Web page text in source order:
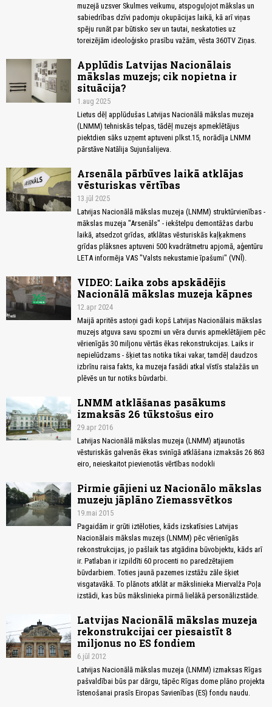
muzejā uzsver Skulmes veikumu, atspoguļojot mākslas un
sabiedrības dzīvi padomju okupācijas laikā, kā arī viņas
spēju runāt par būtisko sev un tautai, neskatoties uz
toreizējām ideoloģisko prasību važām, vēsta 360TV Ziņas.
Applūdis Latvijas Nacionālais
mākslas muzejs; cik nopietna ir
situācija?
1.aug 2025
Lietus dēļ applūdušas Latvijas Nacionālā mākslas muzeja
(LNMM) tehniskās telpas, tādēļ muzejs apmeklētājus
piektdien sāks uzņemt aptuveni plkst.15, norādīja LNMM
pārstāve Natālija Sujunšalijeva.
Arsenāla pārbūves laikā atklājas
vēsturiskas vērtības
13.jūl 2025
Latvijas Nacionālā mākslas muzeja (LNMM) struktūrvienības -
mākslas muzeja "Arsenāls" - iekštelpu demontāžas darbu
laikā, atsedzot grīdas, atklātas vēsturiskās kaļķakmens
grīdas plāksnes aptuveni 500 kvadrātmetru apjomā, aģentūru
LETA informēja VAS "Valsts nekustamie īpašumi" (VNĪ).
VIDEO: Laika zobs apskādējis
Nacionālā mākslas muzeja kāpnes
12.apr 2024
Maijā apritēs astoņi gadi kopš Latvijas Nacionālais mākslas
muzejs atguva savu spozmi un vēra durvis apmeklētājiem pēc
vērienīgās 30 miljonu vērtās ēkas rekonstrukcijas. Laiks ir
nepielūdzams - šķiet tas notika tikai vakar, tamdēļ daudzos
izbrīnu raisa fakts, ka muzeja fasādi atkal vīstīs stalažās un
plēvēs un tur notiks būvdarbi.
LNMM atklāšanas pasākums
izmaksās 26 tūkstošus eiro
29.apr 2016
Latvijas Nacionālā mākslas muzeja (LNMM) atjaunotās
vēsturiskās galvenās ēkas svinīgā atklāšana izmaksās 26 863
eiro, neieskaitot pievienotās vērtības nodokli
Pirmie gājieni uz Nacionālo mākslas
muzeju jāplāno Ziemassvētkos
19.mai 2015
Pagaidām ir grūti iztēloties, kāds izskatīsies Latvijas
Nacionālais mākslas muzejs (LNMM) pēc vērienīgās
rekonstrukcijas, jo pašlaik tas atgādina būvobjektu, kāds arī
ir. Patlaban ir izpildīti 60 procenti no paredzētajiem
būvdarbiem. Toties jaunā pazemes izstāžu zāle šķiet
visgatavākā. To plānots atklāt ar mākslinieka Miervalža Poļa
izstādi, kas būs mākslinieka pirmā lielākā personālizstāde.
Latvijas Nacionālā mākslas muzeja
rekonstrukcijai cer piesaistīt 8
miljonus no ES fondiem
6.jūl 2012
Latvijas Nacionālā mākslas muzeja (LNMM) izmaksas Rīgas
pašvaldībai būs par dārgu, tāpēc Rīgas dome plāno projekta
īstenošanai prasīs Eiropas Savienības (ES) fondu naudu.